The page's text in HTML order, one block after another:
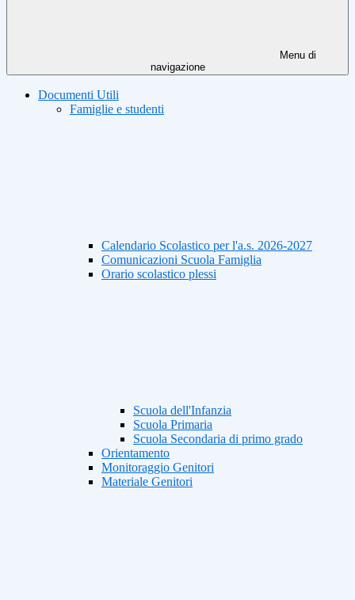
Menu di
navigazione
Documenti Utili
Famiglie e studenti
Calendario Scolastico per l'a.s. 2026-2027
Comunicazioni Scuola Famiglia
Orario scolastico plessi
Scuola dell'Infanzia
Scuola Primaria
Scuola Secondaria di primo grado
Orientamento
Monitoraggio Genitori
Materiale Genitori